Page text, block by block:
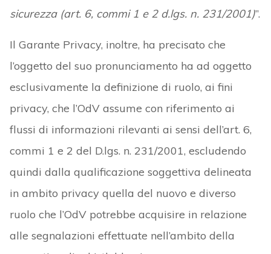
sicurezza (art. 6, commi 1 e 2 d.lgs. n. 231/2001)”.
Il Garante Privacy, inoltre, ha precisato che
l’oggetto del suo pronunciamento ha ad oggetto
esclusivamente la definizione di ruolo, ai fini
privacy, che l’OdV assume con riferimento ai
flussi di informazioni rilevanti ai sensi dell’art. 6,
commi 1 e 2 del D.lgs. n. 231/2001, escludendo
quindi dalla qualificazione soggettiva delineata
in ambito privacy quella del nuovo e diverso
ruolo che l’OdV potrebbe acquisire in relazione
alle segnalazioni effettuate nell’ambito della